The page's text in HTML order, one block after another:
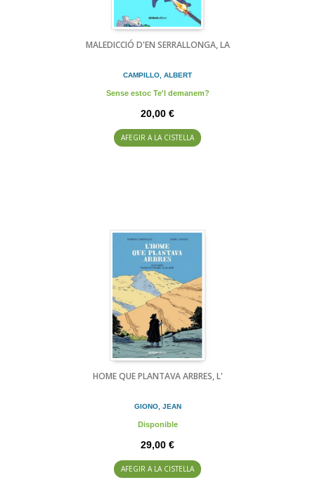
MALEDICCIÓ D'EN SERRALLONGA, LA
CAMPILLO, ALBERT
Sense estoc Te'l demanem?
20,00 €
AFEGIR A LA CISTELLA
HOME QUE PLANTAVA ARBRES, L'
GIONO, JEAN
Disponible
29,00 €
AFEGIR A LA CISTELLA